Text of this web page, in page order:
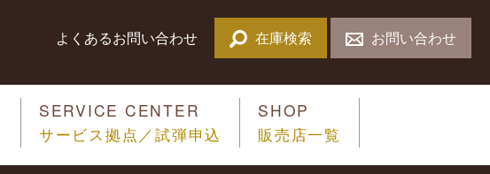
よくあるお問い合わせ 在庫検索 お問い合わせ
SERVICE CENTER
サービス拠点／試弾申込
SHOP
販売店一覧